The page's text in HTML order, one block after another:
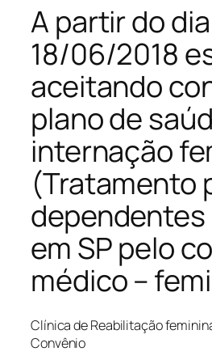
A partir do dia
18/06/2018
aceitando
plano de
internação
(Tratamento
em SP pelo
médico –
Clínica de Reabilitação
Convênio